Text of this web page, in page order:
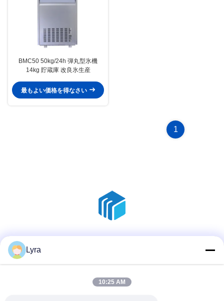
BMC50 50kg/24h 弾丸型氷機
14kg 貯蔵庫 改良氷生産
最もよい価格を得なさい
1
Lyra
10:25 AM